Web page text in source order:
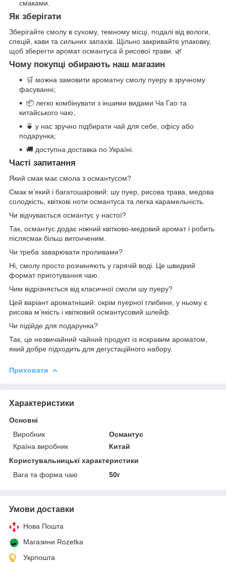
смаками.
Як зберігати
Зберігайте смолу в сухому, темному місці, подалі від вологи,
спецій, кави та сильних запахів. Щільно закривайте упаковку,
щоб зберегти аромат османтуса й рисової трави. 🌿
Чому покупці обирають наш магазин
🛒 можна замовити ароматну смолу пуеру в зручному
фасуванні;
📦 легко комбінувати з іншими видами Ча Гао та
китайського чаю;
🍵 у нас зручно підбирати чай для себе, офісу або
подарунка;
🚚 доступна доставка по Україні.
Часті запитання
Який смак має смола з османтусом?
Смак м’який і багатошаровий: шу пуер, рисова трава, медова
солодкість, квіткові ноти османтуса та легка карамельність.
Чи відчувається османтус у настої?
Так, османтус додає ніжний квітково-медовий аромат і робить
післясмак більш витонченим.
Чи треба заварювати проливами?
Ні, смолу просто розчиняють у гарячій воді. Це швидкий
формат приготування чаю.
Чим відрізняється від класичної смоли шу пуеру?
Цей варіант ароматніший: окрім пуерної глибини, у ньому є
рисова м’якість і квітковий османтусовий шлейф.
Чи підійде для подарунка?
Так, це незвичайний чайний продукт із яскравим ароматом,
який добре підходить для дегустаційного набору.
Приховати
Характеристики
Основні
Виробник
Османтус
Країна виробник
Китай
Користувальницькі характеристики
Вага та форма чаю
50г
Умови доставки
Нова Пошта
Магазини Rozetka
Укрпошта